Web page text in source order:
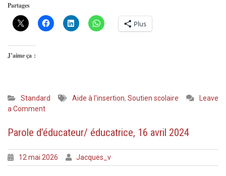
Partages
Plus
J’aime ça :
Standard Aide à l'insertion, Soutien scolaire
Leave
a Commenton
de
juin
2026
Parole d’éducateur/ éducatrice, 16 avril 2024
12 mai 2026 Jacques_v